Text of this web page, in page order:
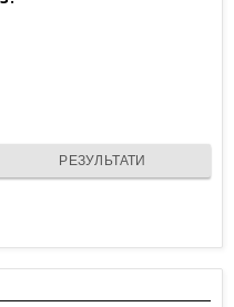
РЕЗУЛЬТАТИ